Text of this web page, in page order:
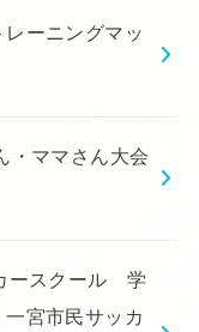
ーニングマッ
・ママさん大会
ースクール 学
宮市民サッカ